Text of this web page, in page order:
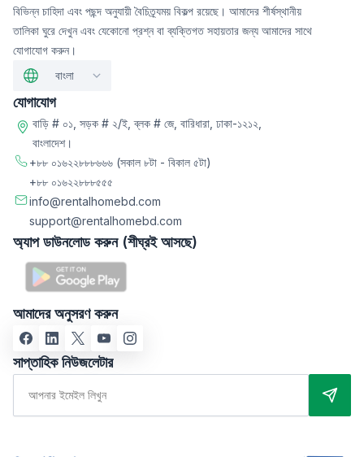
বিভিন্ন চাহিদা এবং পছন্দ অনুযায়ী বৈচিত্র্যময় বিকল্প রয়েছে। আমাদের শীর্ষস্থানীয়
তালিকা ঘুরে দেখুন এবং যেকোনো প্রশ্ন বা ব্যক্তিগত সহায়তার জন্য আমাদের সাথে
যোগাযোগ করুন।
বাংলা
যোগাযোগ
বাড়ি # ০১, সড়ক # ২/ই, ব্লক # জে, বারিধারা, ঢাকা-১২১২,
বাংলাদেশ।
+৮৮ ০১৬২২৮৮৮৬৬৬ (সকাল ৮টা - বিকাল ৫টা)
+৮৮ ০১৬২২৮৮৮৫৫৫
info@rentalhomebd.com
support@rentalhomebd.com
অ্যাপ ডাউনলোড করুন (শীঘ্রই আসছে)
আমাদের অনুসরণ করুন
সাপ্তাহিক নিউজলেটার